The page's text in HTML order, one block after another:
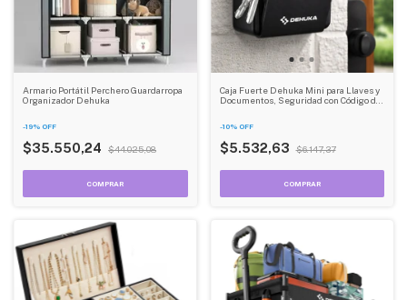
Armario Portátil Perchero Guardarropa
Organizador Dehuka
-19% OFF
$35.550,24 $44.025,08
Caja Fuerte Dehuka Mini para Llaves y
Documentos, Seguridad con Código de
-10% OFF
$5.532,63 $6.147,37